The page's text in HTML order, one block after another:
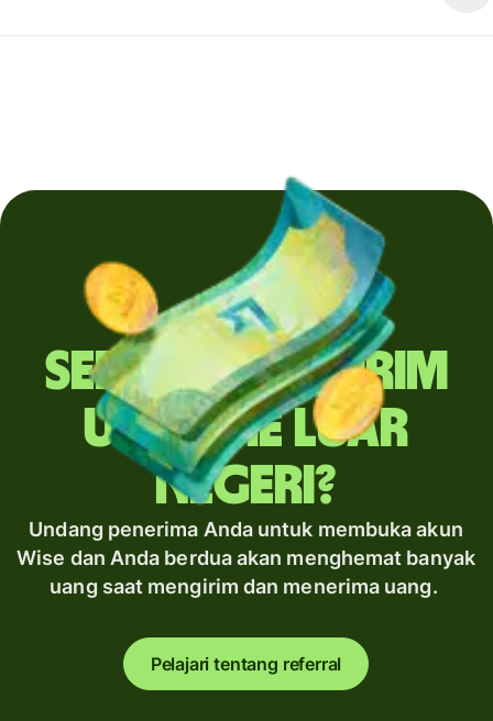
Sering mengirim
uang ke luar
negeri?
Undang penerima Anda untuk membuka akun
Wise dan Anda berdua akan menghemat banyak
uang saat mengirim dan menerima uang.
Pelajari tentang referral